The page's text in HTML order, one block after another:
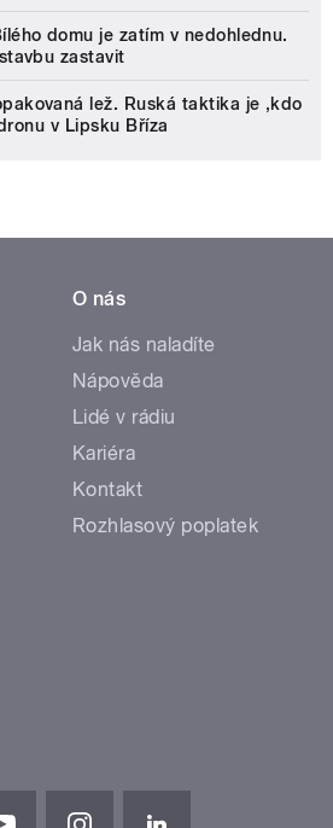
domu je zatím v nedohlednu.
zastavit
lež. Ruská taktika je ‚kdo
v Lipsku Bříza
O nás
Jak nás naladíte
Nápověda
Lidé v rádiu
Kariéra
Kontakt
Rozhlasový poplatek